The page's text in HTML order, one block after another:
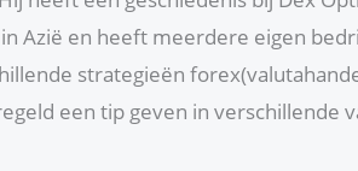
Azië en heeft meerdere eigen
strategieën
een tip geven in verschillende